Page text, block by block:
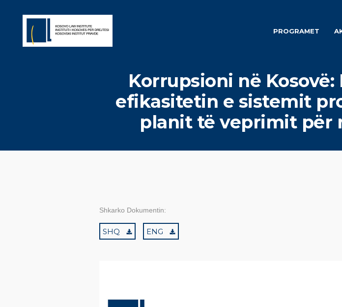
PROGRAMET
Korrupsioni në
efikasitetin e sistemit
planit të veprimit për
Shkarko Dokumentin:
SHQ ENG